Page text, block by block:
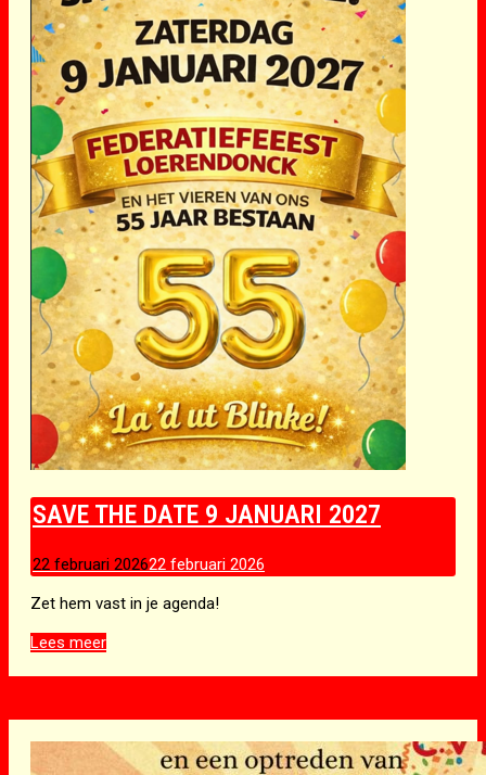
SAVE THE DATE 9 JANUARI 2027
22 februari 202622 februari 2026
Zet hem vast in je agenda!
SAVE
2027
Lees meer